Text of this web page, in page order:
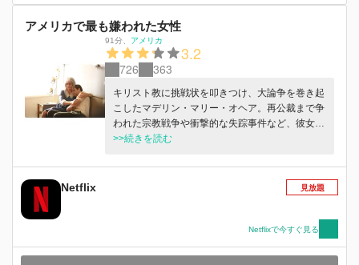
アメリカで最も嫌われた女性
91分、 アメリカ
3.2
726 363
キリスト教に挑戦状を叩きつけ、大論争を巻き起
こしたマデリン・マリー・オヘア。再公裁まで争
われた宗教戦争や衝撃的な失踪事件など、彼女の
数奇な人生を追う。
>>続きを読む
Netflix 見放題
Netflixで今すぐ見る